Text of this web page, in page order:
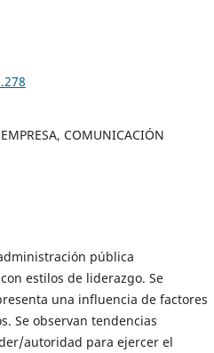
COMUNICACIÓN
pública
estilos de liderazgo. Se
una influencia de factores
Se observan tendencias
autoridad para ejercer el